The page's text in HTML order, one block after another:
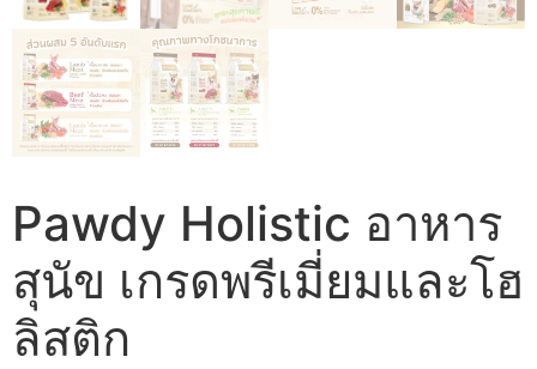
Pawdy Holistic อาหาร
สุนัข เกรดพรีเมี่ยมและโฮ
ลิสติก